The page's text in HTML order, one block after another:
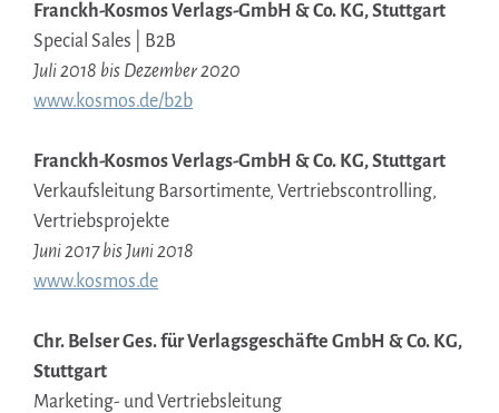
Franckh-Kosmos Verlags-GmbH & Co. KG, Stuttgart
Special Sales | B2B
Juli 2018 bis Dezember 2020
www.kosmos.de/b2b
Franckh-Kosmos Verlags-GmbH & Co. KG, Stuttgart
Verkaufsleitung Barsortimente, Vertriebscontrolling,
Vertriebsprojekte
Juni 2017 bis Juni 2018
www.kosmos.de
Chr. Belser Ges. für Verlagsgeschäfte GmbH & Co. KG,
Stuttgart
Marketing- und Vertriebsleitung